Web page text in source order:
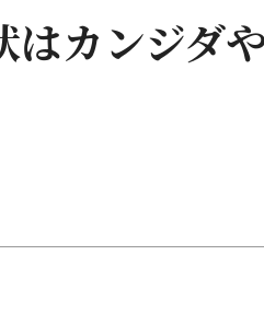
カンジダ